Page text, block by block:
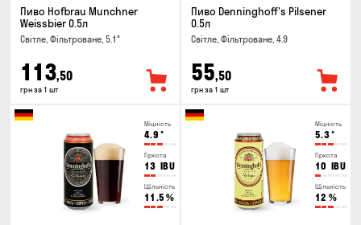
Пиво Hofbrau Munchner
Weissbier 0.5л
Світле, Фільтроване, 5.1°
113,50
грн за 1 шт
Пиво Denninghoff's Pilsener
0.5л
Світле, Фільтроване, 4.9
55,50
грн за 1 шт
Міцність
4.9 °
Гіркота
13 IBU
Щільність
11.5 %
Міцність
5.3°
Гіркота
10 IBU
Щільність
12 %